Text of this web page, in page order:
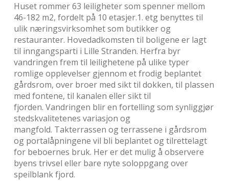
Huset rommer 63 leiligheter som spenner mellom
46-182 m2, fordelt på 10 etasjer.1. etg benyttes til
ulik næringsvirksomhet som butikker og
restauranter. Hovedadkomsten til boligene er lagt
til inngangsparti i Lille Stranden. Herfra byr
vandringen frem til leilighetene på ulike typer
romlige opplevelser gjennom et frodig beplantet
gårdsrom, over broer med sikt til dokken, til plassen
med fontene, til kanalen eller sikt til
fjorden. Vandringen blir en fortelling som synliggjør
stedskvalitetenes variasjon og
mangfold. Takterrassen og terrassene i gårdsrom
og portalåpningene vil bli beplantet og tilrettelagt
for beboernes bruk. Her er det mulig å observere
byens trivsel eller bare nyte soloppgang over
speilblank fjord.